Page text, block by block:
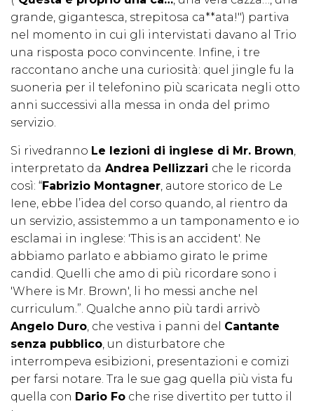
grande, gigantesca, strepitosa ca**ata!") partiva
nel momento in cui gli intervistati davano al Trio
una risposta poco convincente. Infine, i tre
raccontano anche una curiosità: quel jingle fu la
suoneria per il telefonino più scaricata negli otto
anni successivi alla messa in onda del primo
servizio.
Si rivedranno Le lezioni di inglese di Mr. Brown,
interpretato da Andrea Pellizzari che le ricorda
così: “Fabrizio Montagner, autore storico de Le
Iene, ebbe l’idea del corso quando, al rientro da
un servizio, assistemmo a un tamponamento e io
esclamai in inglese: 'This is an accident'. Ne
abbiamo parlato e abbiamo girato le prime
candid. Quelli che amo di più ricordare sono i
'Where is Mr. Brown', li ho messi anche nel
curriculum.”. Qualche anno più tardi arrivò
Angelo Duro, che vestiva i panni del Cantante
senza pubblico, un disturbatore che
interrompeva esibizioni, presentazioni e comizi
per farsi notare. Tra le sue gag quella più vista fu
quella con Dario Fo che rise divertito per tutto il